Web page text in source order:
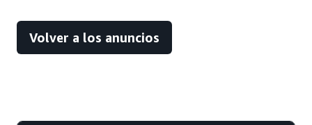
Volver a los anuncios